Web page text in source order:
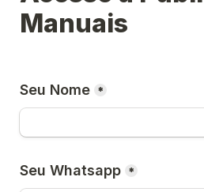
Manuais
Seu Nome *
Seu Whatsapp *